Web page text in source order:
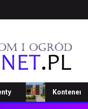
Kontener –